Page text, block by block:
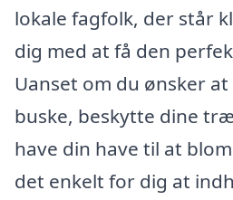
lokale fagfolk, der står
dig med at få den
Uanset om du ønsker
buske, beskytte dine
have din have til at
det enkelt for dig at